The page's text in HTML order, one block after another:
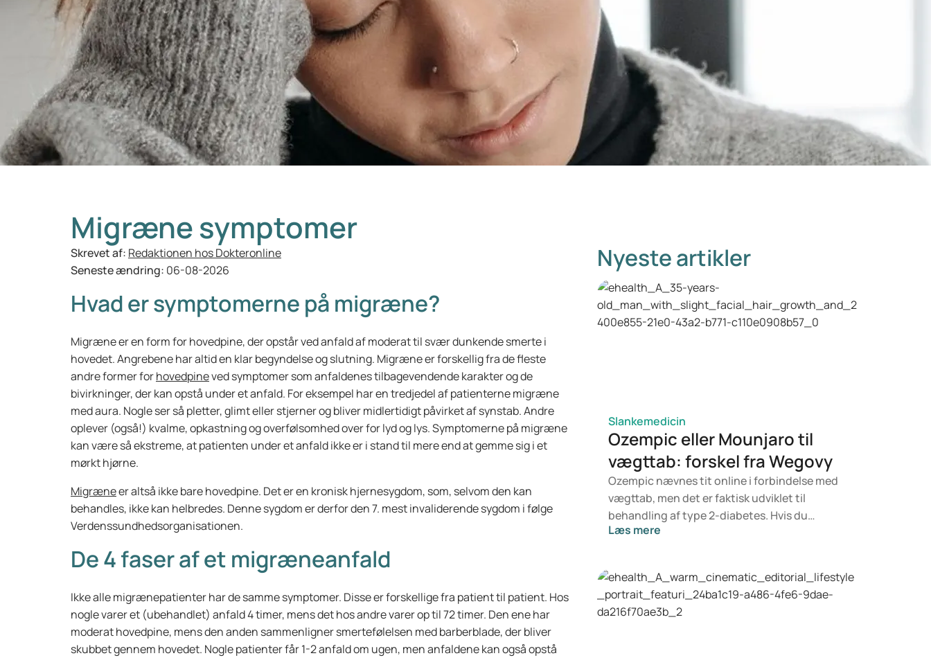
Migræne symptomer
Skrevet af: Redaktionen hos Dokteronline
Seneste ændring: 06-08-2026
Hvad er symptomerne på migræne?
Migræne er en form for hovedpine, der opstår ved anfald af moderat til svær dunkende smerte i
hovedet. Angrebene har altid en klar begyndelse og slutning. Migræne er forskellig fra de fleste
andre former forhovedpineved symptomer som anfaldenes tilbagevendende karakter og de
bivirkninger, der kan opstå under et anfald. For eksempel har en tredjedel af patienterne migræne
med aura. Nogle ser så pletter, glimt eller stjerner og bliver midlertidigt påvirket af synstab. Andre
oplever (også!) kvalme, opkastning og overfølsomhed over for lyd og lys. Symptomerne på migræne
kan være så ekstreme, at patienten under et anfald ikke er i stand til mere end at gemme sig i et
mørkt hjørne.
Migræneer altså ikke bare hovedpine. Det er en kronisk hjernesygdom, som, selvom den kan
behandles, ikke kan helbredes. Denne sygdom er derfor den 7. mest invaliderende sygdom i følge
Verdenssundhedsorganisationen.
De 4 faser af et migræneanfald
Ikke alle migrænepatienter har de samme symptomer. Disse er forskellige fra patient til patient. Hos
nogle varer et (ubehandlet) anfald 4 timer, mens det hos andre varer op til 72 timer. Den ene har
moderat hovedpine, mens den anden sammenligner smertefølelsen med barberblade, der bliver
skubbet gennem hovedet. Nogle patienter får 1-2 anfald om ugen, men anfaldene kan også opstå
Nyeste artikler
Slankemedicin
Ozempic eller Mounjaro til
vægttab: forskel fra Wegovy
Ozempic nævnes tit online i forbindelse med
vægttab, men det er faktisk udviklet til
behandling af type 2-diabetes. Hvis du
derimod leder efter noget specifikt til
behandling der er bedst for dig, afhænger af
en vurdering fra en læge, som ser på dit
helbred, BMI og eventuelt andet
Læs mere